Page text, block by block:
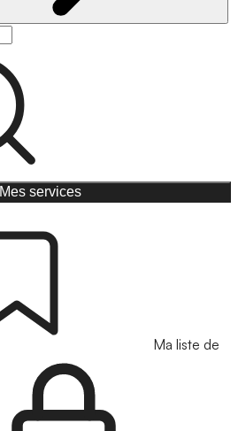
Mes services
Ma liste de